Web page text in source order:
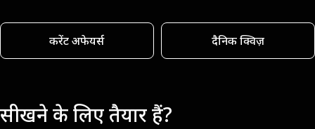
करेंट अफेयर्स दैनिक क्विज़
सीखने के लिए तैयार हैं?